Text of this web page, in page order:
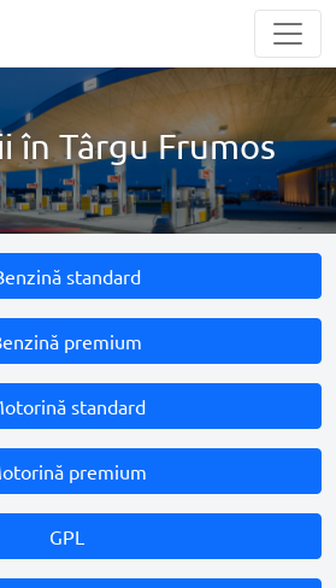
în Târgu Frumos
standard
premium
standard
premium
GPL